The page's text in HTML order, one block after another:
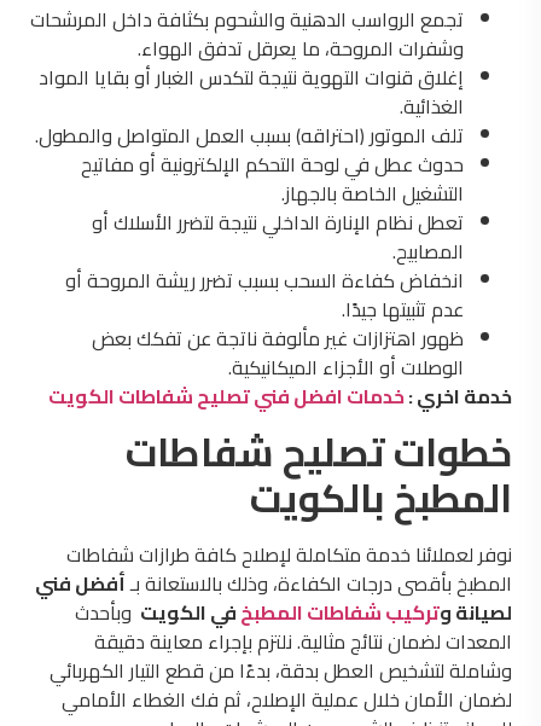
تجمع الرواسب الدهنية والشحوم بكثافة داخل المرشحات
وشفرات المروحة، ما يعرقل تدفق الهواء.
إغلاق قنوات التهوية نتيجة لتكدس الغبار أو بقايا المواد
الغذائية.
تلف الموتور (احتراقه) بسبب العمل المتواصل والمطول.
حدوث عطل في لوحة التحكم الإلكترونية أو مفاتيح
التشغيل الخاصة بالجهاز.
تعطل نظام الإنارة الداخلي نتيجة لتضرر الأسلاك أو
المصابيح.
انخفاض كفاءة السحب بسبب تضرر ريشة المروحة أو
عدم تثبيتها جيدًا.
ظهور اهتزازات غير مألوفة ناتجة عن تفكك بعض
الوصلات أو الأجزاء الميكانيكية.
خدمة اخري :خدمات افضل فني تصليح شفاطات الكويت
خطوات تصليح شفاطات
المطبخ بالكويت
نوفر لعملائنا خدمة متكاملة لإصلاح كافة طرازات شفاطات
المطبخ بأقصى درجات الكفاءة، وذلك بالاستعانة بـأفضل فني
لصيانة وتركيب شفاطات المطبخفي الكويتوبأحدث
المعدات لضمان نتائج مثالية. نلتزم بإجراء معاينة دقيقة
وشاملة لتشخيص العطل بدقة، بدءًا من قطع التيار الكهربائي
لضمان الأمان خلال عملية الإصلاح، ثم فك الغطاء الأمامي